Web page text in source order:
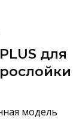
для
модель